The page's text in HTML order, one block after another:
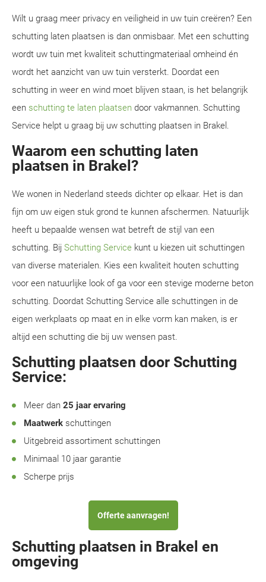
Wilt u graag meer privacy en veiligheid in uw tuin creëren? Een
schutting laten plaatsen is dan onmisbaar. Met een schutting
wordt uw tuin met kwaliteit schuttingmateriaal omheind én
wordt het aanzicht van uw tuin versterkt. Doordat een
schutting in weer en wind moet blijven staan, is het belangrijk
een schutting te laten plaatsen door vakmannen. Schutting
Service helpt u graag bij uw schutting plaatsen in Brakel.
Waarom een schutting laten
plaatsen in Brakel?
We wonen in Nederland steeds dichter op elkaar. Het is dan
fijn om uw eigen stuk grond te kunnen afschermen. Natuurlijk
heeft u bepaalde wensen wat betreft de stijl van een
schutting. Bij Schutting Service kunt u kiezen uit schuttingen
van diverse materialen. Kies een kwaliteit houten schutting
voor een natuurlijke look of ga voor een stevige moderne beton
schutting. Doordat Schutting Service alle schuttingen in de
eigen werkplaats op maat en in elke vorm kan maken, is er
altijd een schutting die bij uw wensen past.
Schutting plaatsen door Schutting
Service:
Meer dan 25 jaar ervaring
Maatwerk schuttingen
Uitgebreid assortiment schuttingen
Minimaal 10 jaar garantie
Scherpe prijs
Offerte aanvragen!
Schutting plaatsen in Brakel en
omgeving